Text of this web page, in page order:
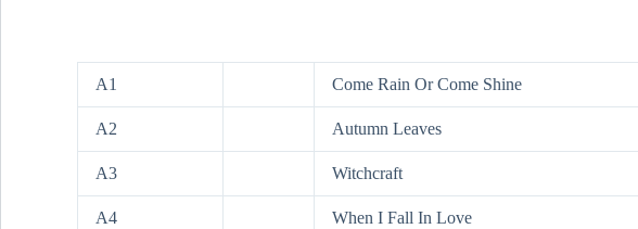
A1 Come Rain Or Come Shine
A2 Autumn Leaves
A3 Witchcraft
A4 When I Fall In Love